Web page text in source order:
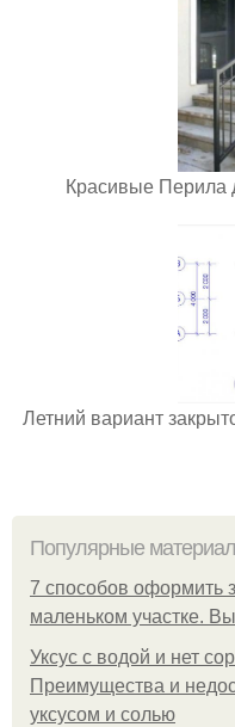
Красивые Перила
Летний вариант
Популярные
7 способов оформить
маленьком участке.
Уксус с водой и нет
Преимущества и
уксусом и солью